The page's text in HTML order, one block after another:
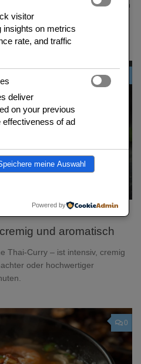
Suppe Thailands – Kokosmilch
Seidig, sauer, leicht
und aromatisch
Thai-Curry – ist intensiv, cremig
oder hochwertiger
0
visitor
insights on metrics
rate, and traffic
deliver
on your previous
of ad
meine Auswahl
Powered by